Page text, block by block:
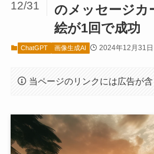
のメッセージカ
絵が1回で成功
12/31
ChatGPT 画像生成AI 2024年12月31日
当ページのリンクには広告が含